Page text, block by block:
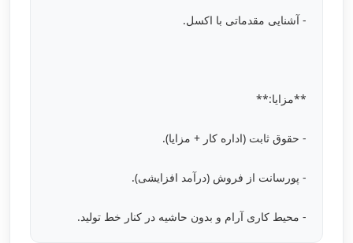
- آشنایی مقدماتی با اکسل.
**مزایا:**
- حقوق ثابت (اداره کار + مزایا).
- پورسانت از فروش (درآمد افزایشی).
- محیط کاری آرام و بدون حاشیه در کنار خط تولید.